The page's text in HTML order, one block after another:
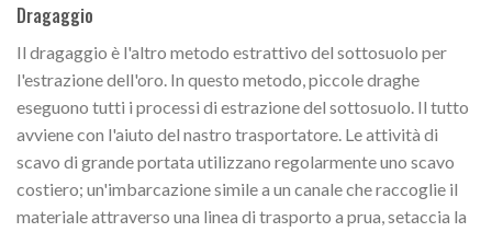
Dragaggio
Il dragaggio è l'altro metodo estrattivo del sottosuolo per
l'estrazione dell'oro. In questo metodo, piccole draghe
eseguono tutti i processi di estrazione del sottosuolo. Il tutto
avviene con l'aiuto del nastro trasportatore. Le attività di
scavo di grande portata utilizzano regolarmente uno scavo
costiero; un'imbarcazione simile a un canale che raccoglie il
materiale attraverso una linea di trasporto a prua, setaccia la